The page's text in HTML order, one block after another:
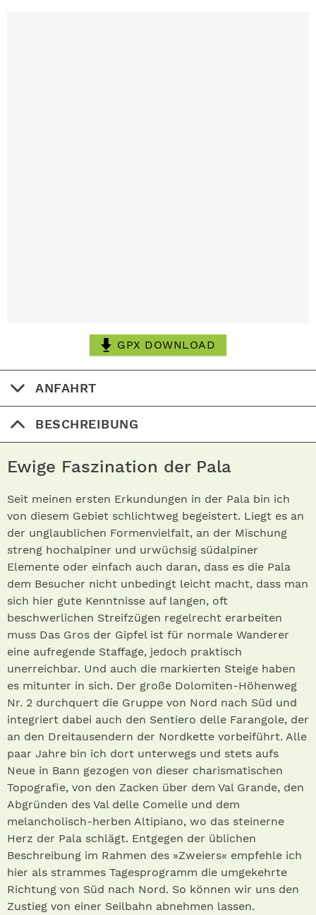
GPX DOWNLOAD
ANFAHRT
BESCHREIBUNG
Ewige Faszination der Pala
Seit meinen ersten Erkundungen in der Pala bin ich
von diesem Gebiet schlichtweg begeistert. Liegt es an
der unglaublichen Formenvielfalt, an der Mischung
streng hochalpiner und urwüchsig südalpiner
Elemente oder einfach auch daran, dass es die Pala
dem Besucher nicht unbedingt leicht macht, dass man
sich hier gute Kenntnisse auf langen, oft
beschwerlichen Streifzügen regelrecht erarbeiten
muss Das Gros der Gipfel ist für normale Wanderer
eine aufregende Staffage, jedoch praktisch
unerreichbar. Und auch die markierten Steige haben
es mitunter in sich. Der große Dolomiten-Höhenweg
Nr. 2 durchquert die Gruppe von Nord nach Süd und
integriert dabei auch den Sentiero delle Farangole, der
an den Dreitausendern der Nordkette vorbeiführt. Alle
paar Jahre bin ich dort unterwegs und stets aufs
Neue in Bann gezogen von dieser charismatischen
Topografie, von den Zacken über dem Val Grande, den
Abgründen des Val delle Comelle und dem
melancholisch-herben Altipiano, wo das steinerne
Herz der Pala schlägt. Entgegen der üblichen
Beschreibung im Rahmen des »Zweiers« empfehle ich
hier als strammes Tagesprogramm die umgekehrte
Richtung von Süd nach Nord. So können wir uns den
Zustieg von einer Seilbahn abnehmen lassen.